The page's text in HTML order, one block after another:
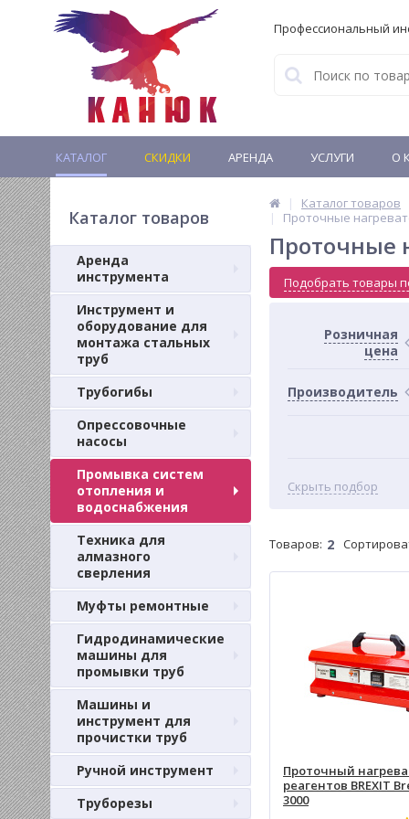
Профессиональный
КАТАЛОГ СКИДКИ АРЕНДА УСЛУГИ О
Каталог товаров
Аренда
инструмента
Инструмент и
оборудование для
монтажа стальных
труб
Трубогибы
Опрессовочные
насосы
Промывка систем
отопления и
водоснабжения
Техника для
алмазного
сверления
Муфты ремонтные
Гидродинамические
машины для
промывки труб
Машины и
инструмент для
прочистки труб
Ручной инструмент
Труборезы
Каталог товаров
Проточные
Проточные
Подобрать товары
Розничная
цена
Производитель
Скрыть подбор
Товаров: 2
Проточный
реагентов BREXIT
3000